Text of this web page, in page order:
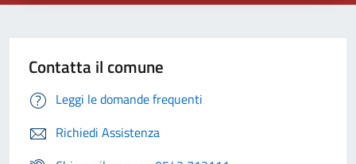
Contatta il comune
Leggi le domande frequenti
Richiedi Assistenza